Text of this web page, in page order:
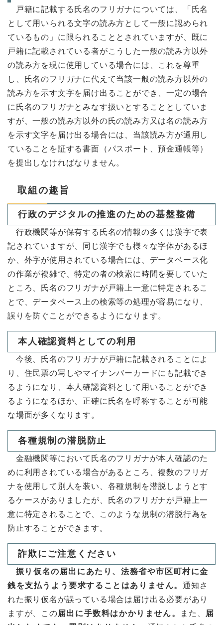
戸籍に記載する氏名のフリガナについては、「氏名
として用いられる文字の読み方として一般に認められ
ているもの」に限られることとされていますが、既に
戸籍に記載されている者がこうした一般の読み方以外
の読み方を現に使用している場合には、これを尊重
し、氏名のフリガナに代えて当該一般の読み方以外の
読み方を示す文字を届け出ることができ、一定の場合
に氏名のフリガナとみなす扱いとすることとしていま
すが、一般の読み方以外の氏の読み方又は名の読み方
を示す文字を届け出る場合には、当該読み方が通用し
ていることを証する書面（パスポート、預金通帳等）
を提出しなければなりません。
取組の趣旨
行政のデジタルの推進のための基盤整備
行政機関等が保有する氏名の情報の多くは漢字で表
記されていますが、同じ漢字でも様々な字体があるほ
か、外字が使用されている場合には、データベース化
の作業が複雑で、特定の者の検索に時間を要していた
ところ、氏名のフリガナが戸籍上一意に特定されるこ
とで、データベース上の検索等の処理が容易になり、
誤りを防ぐことができるようになります。
本人確認資料としての利用
今後、氏名のフリガナが戸籍に記載されることによ
り、住民票の写しやマイナンバーカードにも記載でき
るようになり、本人確認資料として用いることができ
るようになるほか、正確に氏名を呼称することが可能
な場面が多くなります。
各種規制の潜脱防止
金融機関等において氏名のフリガナが本人確認のた
めに利用されている場合があるところ、複数のフリガ
ナを使用して別人を装い、各種規制を潜脱しようとす
るケースがありましたが、氏名のフリガナが戸籍上一
意に特定されることで、このような規制の潜脱行為を
防止することができます。
詐欺にご注意ください
振り仮名の届出にあたり、法務省や市区町村に金
銭を支払うよう要求することはありません。 通知さ
れた振り仮名が誤っている場合は届け出る必要があり
ますが、この届出に手数料はかかりません。 また、
届